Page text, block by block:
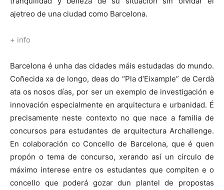
ajetreo de una ciudad como Barcelona.
+ info
Barcelona é unha das cidades máis estudadas do mundo.
Coñecida xa de longo, deas do “Pla d’Eixample” de Cerdà
ata os nosos días, por ser un exemplo de investigación e
innovación especialmente en arquitectura e urbanidad. É
precisamente neste contexto no que nace a familia de
concursos para estudantes de arquitectura Archallenge.
En colaboración co Concello de Barcelona, que é quen
propón o tema de concurso, xerando así un círculo de
máximo interese entre os estudantes que compiten e o
concello que poderá gozar dun plantel de propostas